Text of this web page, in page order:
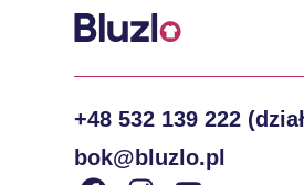
+48 532 139 222
bok@bluzlo.pl